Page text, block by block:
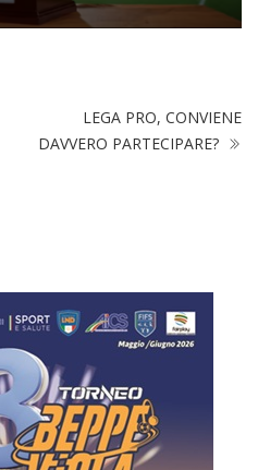
LEGA PRO, CONVIENE
DAVVERO PARTECIPARE?